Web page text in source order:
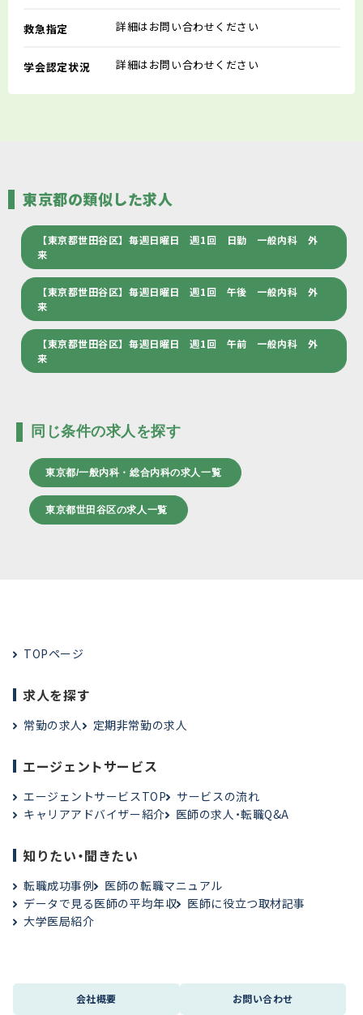
救急指定 詳細はお問い合わせください
学会認定状況 詳細はお問い合わせください
東京都の類似した求人
【東京都世田谷区】毎週日曜日 週1回 日勤 一般内科 外
来
【東京都世田谷区】毎週日曜日 週1回 午後 一般内科 外
来
【東京都世田谷区】毎週日曜日 週1回 午前 一般内科 外
来
同じ条件の求人を探す
東京都/一般内科・総合内科の求人一覧
東京都世田谷区の求人一覧
TOPページ
求人を探す
常勤の求人 定期非常勤の求人
エージェントサービス
エージェントサービスTOP
サービスの流れ
キャリアアドバイザー紹介
医師の求人・転職Q&A
知りたい・聞きたい
転職成功事例
医師の転職マニュアル
データで見る医師の平均年収
医師に役立つ取材記事
大学医局紹介
会社概要 お問い合わせ